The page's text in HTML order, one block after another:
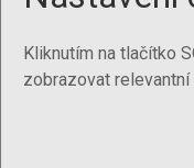
Kliknutím na tlačítko
zobrazovat